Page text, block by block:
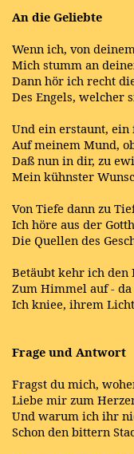
An die Geliebte
Wenn ich, von
Mich stumm an
Dann hör ich recht
Des Engels, welcher
Und ein erstaunt,
Auf meinem Mund,
Daß nun in dir, zu
Mein kühnster
Von Tiefe dann zu
Ich höre aus der
Die Quellen des
Betäubt kehr ich den
Zum Himmel auf -
Ich kniee, ihrem
Frage und Antwort
Fragst du mich,
Liebe mir zum
Und warum ich ihr
Schon den bittern